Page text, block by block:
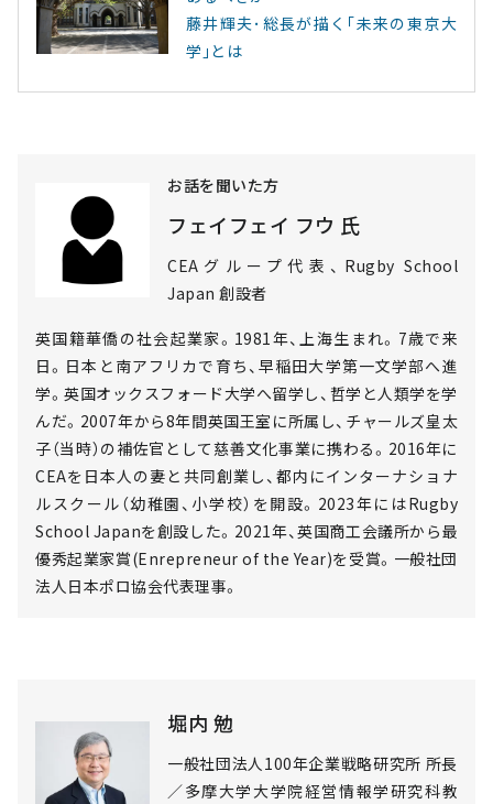
藤井輝夫･総長が描く｢未来の東京大
学｣とは
お話を聞いた方
フェイフェイ フウ 氏
CEAグループ代表、Rugby School
Japan 創設者
英国籍華僑の社会起業家。1981年、上海生まれ。7歳で来
日。日本と南アフリカで育ち、早稲田大学第一文学部へ進
学。英国オックスフォード大学へ留学し、哲学と人類学を学
んだ。2007年から8年間英国王室に所属し、チャールズ皇太
子（当時）の補佐官として慈善文化事業に携わる。2016年に
CEAを日本人の妻と共同創業し、都内にインターナショナ
ルスクール（幼稚園、小学校）を開設。2023年にはRugby
School Japanを創設した。2021年、英国商工会議所から最
優秀起業家賞(Enrepreneur of the Year)を受賞。一般社団
法人日本ポロ協会代表理事。
堀内 勉
一般社団法人100年企業戦略研究所 所長
／多摩大学大学院経営情報学研究科教